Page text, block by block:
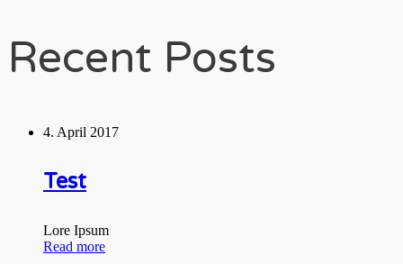
Recent Posts
4. April 2017
Test
Lore Ipsum
Read more